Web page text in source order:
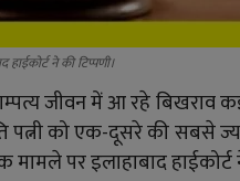
ने की टिप्पणी।
जीवन में आ रहे बिखराव
पत्नी को एक-दूसरे की सबसे
मामले पर इलाहाबाद